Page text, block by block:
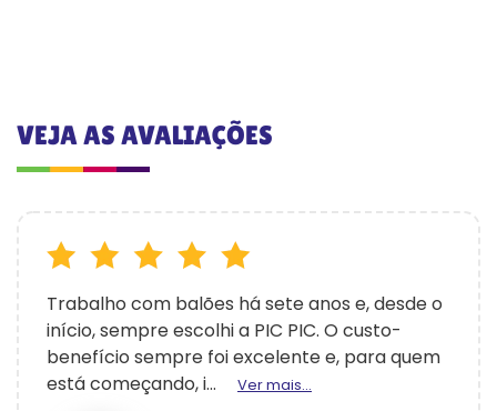
VEJA AS AVALIAÇÕES
Trabalho com balões há sete anos e, desde o
início, sempre escolhi a PIC PIC. O custo-
benefício sempre foi excelente e, para quem
está começando, i...
Ver mais...